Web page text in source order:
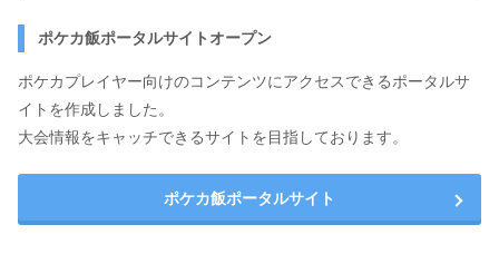
ポケカ飯ポータルサイトオープン
ポケカプレイヤー向けのコンテンツにアクセスできるポータルサ
イトを作成しました。
大会情報をキャッチできるサイトを目指しております。
ポケカ飯ポータルサイト